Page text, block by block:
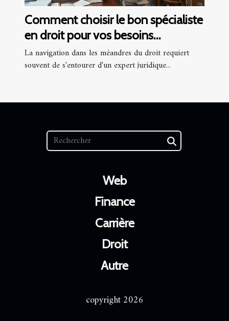
Comment choisir le bon spécialiste
en droit pour vos besoins
juridiques ?
La navigation dans les méandres du droit requiert
souvent de s'entourer d'un expert juridique...
Web
Finance
Carrière
Droit
Autre
copyright 2026